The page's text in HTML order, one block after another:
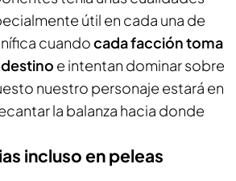
útil en cada una de
cuandocada facción toma
destino e intentan dominar sobre
nuestro personaje estará en
la balanza hacia donde
incluso en peleas